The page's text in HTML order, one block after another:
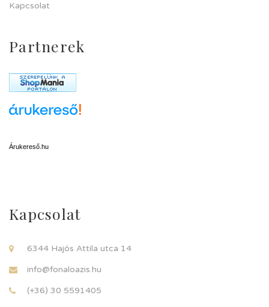
Kapcsolat
Partnerek
Árukereső.hu
Kapcsolat
6344 Hajós Attila utca 14
info@fonaloazis.hu
(+36) 30 5591405